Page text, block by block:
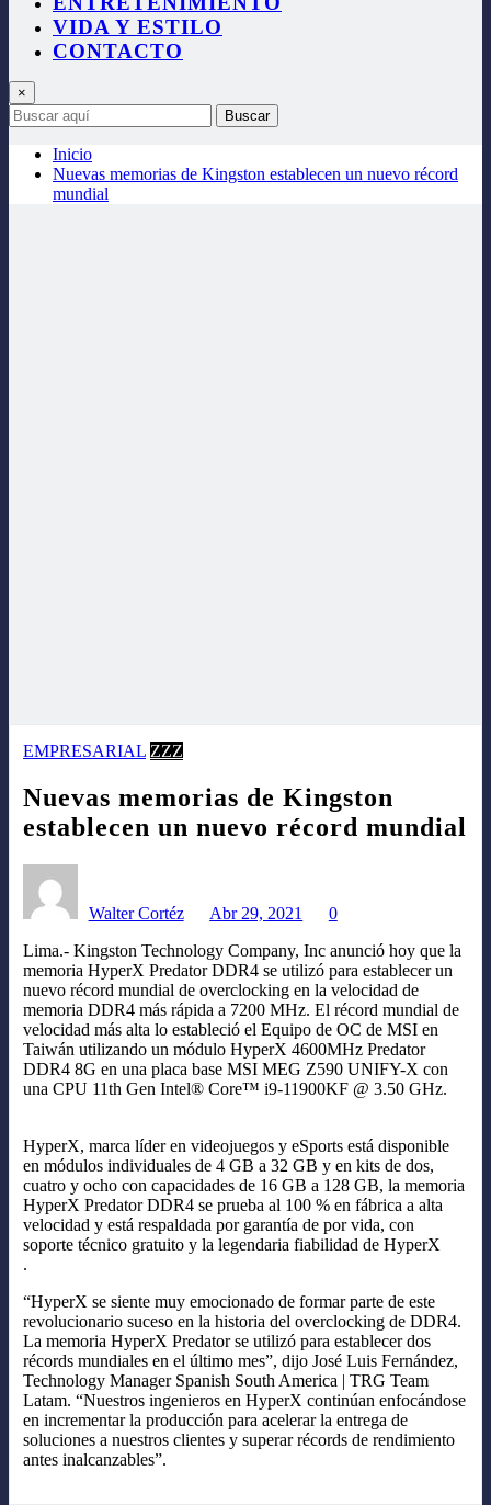
VIDA Y ESTILO
CONTACTO
×
Buscar
Inicio
Nuevas memorias de Kingston establecen un nuevo récord
mundial
EMPRESARIAL ZZZ
Nuevas memorias de Kingston
establecen un nuevo récord mundial
Walter Cortéz Abr 29, 2021
0
Lima.- Kingston Technology Company, Inc anunció hoy que la
memoria HyperX Predator DDR4 se utilizó para establecer un
nuevo récord mundial de overclocking en la velocidad de
memoria DDR4 más rápida a 7200 MHz. El récord mundial de
velocidad más alta lo estableció el Equipo de OC de MSI en
Taiwán utilizando un módulo HyperX 4600MHz Predator
DDR4 8G en una placa base MSI MEG Z590 UNIFY-X con
una CPU 11th Gen Intel® Core™ i9-11900KF @ 3.50 GHz.
HyperX, marca líder en videojuegos y eSports está disponible
en módulos individuales de 4 GB a 32 GB y en kits de dos,
cuatro y ocho con capacidades de 16 GB a 128 GB, la memoria
HyperX Predator DDR4 se prueba al 100 % en fábrica a alta
velocidad y está respaldada por garantía de por vida, con
soporte técnico gratuito y la legendaria fiabilidad de HyperX
.
“HyperX se siente muy emocionado de formar parte de este
revolucionario suceso en la historia del overclocking de DDR4.
La memoria HyperX Predator se utilizó para establecer dos
récords mundiales en el último mes”, dijo José Luis Fernández,
Technology Manager Spanish South America | TRG Team
Latam. “Nuestros ingenieros en HyperX continúan enfocándose
en incrementar la producción para acelerar la entrega de
soluciones a nuestros clientes y superar récords de rendimiento
antes inalcanzables”.